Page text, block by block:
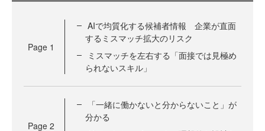
Page 1
AIで均質化する候補者情報 企業が直面
するミスマッチ拡大のリスク
ミスマッチを左右する「面接では見極め
られないスキル」
Page 2
「一緒に働かないと分からないこと」が
分かる